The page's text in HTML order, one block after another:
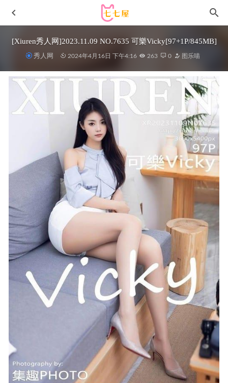
[Xiuren秀人网]2023.11.09 NO.7635 可樂Vicky[97+1P/845MB]
秀人网 2024年4月16日 下午4:16 263 0 图乐喵
[Ugirls尤果网]爱尤物 2021.11.12 No.2213 葛征Model[35P]
2023-01-20
秀人网 – 2020.09.24 VOL.2598 美七MIA[46+1P497M] 2022-
日奈娇 –NO.030 束缚魅魔[100P5V/1.12GB]
2022-05-06
[Ugirls尤果网]爱尤物专辑 NO.2905 密语 萌汉药baby[35P]
2025-09-18
[Xiuren秀人网]2023.04.10 NO.6544 eve雨儿1494[85+1P／
674MB] 2023-09-01